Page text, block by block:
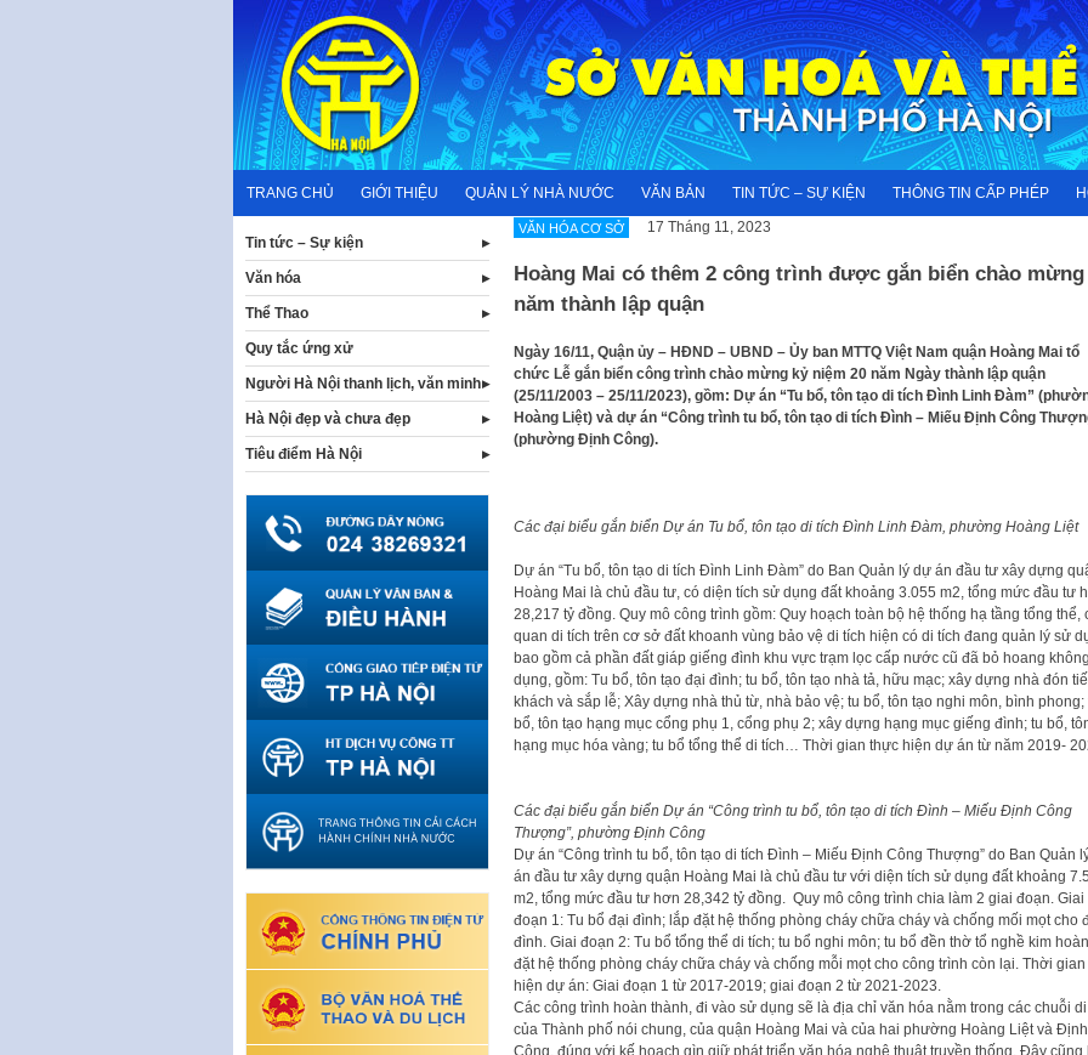
content
TRANG CHỦ GIỚI THIỆU QUẢN LÝ NHÀ NƯỚC VĂN BẢN TIN TỨC – SỰ KIỆN THÔNG TIN CẤP PHÉP
VĂN HÓA CƠ SỞ 17 Tháng 11, 2023
Hoàng Mai có thêm 2 công trình được gắn biển chào mừng
năm thành lập quận
Ngày 16/11, Quận ủy – HĐND – UBND – Ủy ban MTTQ Việt Nam quận Hoàng Mai tổ
chức Lễ gắn biển công trình chào mừng kỷ niệm 20 năm Ngày thành lập quận
(25/11/2003 – 25/11/2023), gồm: Dự án “Tu bổ, tôn tạo di tích Đình Linh Đàm”
Hoàng Liệt) và dự án “Công trình tu bổ, tôn tạo di tích Đình – Miếu Định Công
(phường Định Công).
Các đại biểu gắn biển Dự án Tu bổ, tôn tạo di tích Đình Linh Đàm, phường Hoàng Liệt
Dự án “Tu bổ, tôn tạo di tích Đình Linh Đàm” do Ban Quản lý dự án đầu tư xây dựng
Hoàng Mai là chủ đầu tư, có diện tích sử dụng đất khoảng 3.055 m2, tổng mức đầu tư
28,217 tỷ đồng. Quy mô công trình gồm: Quy hoạch toàn bộ hệ thống hạ tầng tổng thể,
quan di tích trên cơ sở đất khoanh vùng bảo vệ di tích hiện có di tích đang quản lý sử
bao gồm cả phần đất giáp giếng đình khu vực trạm lọc cấp nước cũ đã bỏ hoang
dụng, gồm: Tu bổ, tôn tạo đại đình; tu bổ, tôn tạo nhà tả, hữu mạc; xây dựng nhà đón
khách và sắp lễ; Xây dựng nhà thủ từ, nhà bảo vệ; tu bổ, tôn tạo nghi môn, bình phong;
bổ, tôn tạo hạng mục cổng phụ 1, cổng phụ 2; xây dựng hạng mục giếng đình; tu bổ,
hạng mục hóa vàng; tu bổ tổng thể di tích… Thời gian thực hiện dự án từ năm 2019-
Các đại biểu gắn biển Dự án “Công trình tu bổ, tôn tạo di tích Đình – Miếu Định Công
Thượng”, phường Định Công
Dự án “Công trình tu bổ, tôn tạo di tích Đình – Miếu Định Công Thượng” do Ban Quản
án đầu tư xây dựng quận Hoàng Mai là chủ đầu tư với diện tích sử dụng đất khoảng
m2, tổng mức đầu tư hơn 28,342 tỷ đồng. Quy mô công trình chia làm 2 giai đoạn. Giai
đoạn 1: Tu bổ đại đình; lắp đặt hệ thống phòng cháy chữa cháy và chống mối mọt cho
đình. Giai đoạn 2: Tu bổ tổng thể di tích; tu bổ nghi môn; tu bổ đền thờ tổ nghề kim
đặt hệ thống phòng cháy chữa cháy và chống mỗi mọt cho công trình còn lại. Thời
hiện dự án: Giai đoạn 1 từ 2017-2019; giai đoạn 2 từ 2021-2023.
Các công trình hoàn thành, đi vào sử dụng sẽ là địa chỉ văn hóa nằm trong các chuỗi di
của Thành phố nói chung, của quận Hoàng Mai và của hai phường Hoàng Liệt và Định
Công, đúng với kế hoạch gìn giữ phát triển văn hóa nghệ thuật truyền thống. Đây cũng
Tin tức – Sự kiện
Văn hóa
Thể Thao
Quy tắc ứng xử
Người Hà Nội thanh lịch, văn minh
Hà Nội đẹp và chưa đẹp
Tiêu điểm Hà Nội